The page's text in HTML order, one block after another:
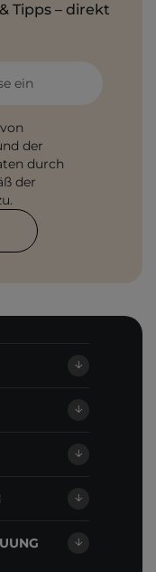
Tipps – direkt
ein
der
durch
der